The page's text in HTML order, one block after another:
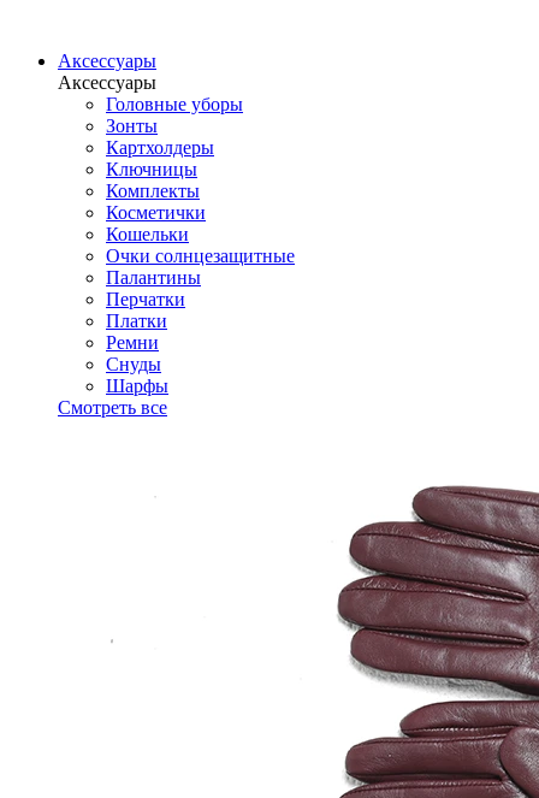
Аксессуары
Аксессуары
Головные уборы
Зонты
Картхолдеры
Ключницы
Комплекты
Косметички
Кошельки
Очки солнцезащитные
Палантины
Перчатки
Платки
Ремни
Снуды
Шарфы
Смотреть все